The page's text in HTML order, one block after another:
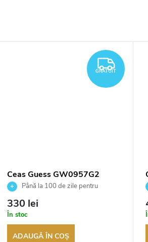
GRATUIT
Ceas Guess GW0957G2
Până la 100 de zile pentru
returnarea bunurilor. Vânzător
autorizat
330 lei
În stoc
ADAUGĂ ÎN COŞ